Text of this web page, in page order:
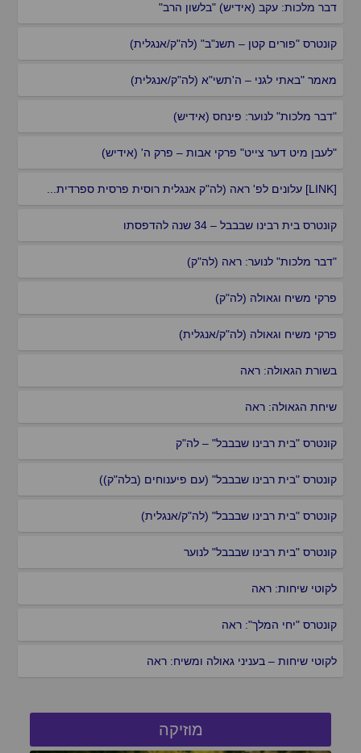
דבר מלכות: עקב (אידיש) "בלשון הרב"
קונטרס "פורים קטן – תשנ"ב" (לה"ק/אנגלית)
מאמר "באתי לגני – ה'תשי"א (לה"ק/אנגלית)
"דבר מלכות" לנוער: פינחס (אידיש)
"לעבן מיט דער צייט" פרקי אבות – פרק ה' (אידיש)
[LINK] עלונים לפ' ראה (לה"ק אנגלית רוסית פרסית ספרדית...
קונטרס בית רבינו שבבבל – 34 שנה להדפסתו
"דבר מלכות" לנוער: ראה (לה"ק)
פרקי משיח וגאולה (לה"ק)
פרקי משיח וגאולה (לה"ק/אנגלית)
בשורת הגאולה: ראה
שיחת הגאולה: ראה
קונטרס "בית רבינו שבבבל" – לה"ק
קונטרס "בית רבינו שבבבל" (עם פיענוחים (בלה"ק))
קונטרס "בית רבינו שבבבל" (לה"ק/אנגלית)
קונטרס "בית רבינו שבבבל" לנוער
לקוטי שיחות: ראה
קונטרס "יחי המלך": ראה
לקוטי שיחות – בעניני גאולה ומשיח: ראה
מוזיקה